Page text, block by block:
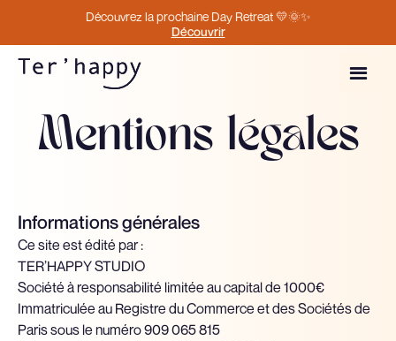
Découvrez la prochaine Day Retreat 💛🌞✨
Découvrir
Mentions légales
Informations générales
Ce site est édité par :
TER’HAPPY STUDIO
Société à responsabilité limitée au capital de 1000€
Immatriculée au Registre du Commerce et des Sociétés de
Paris sous le numéro 909 065 815